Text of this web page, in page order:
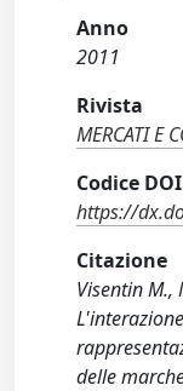
Anno
2011
Rivista
MERCATI E
Codice DOI
https://
Citazione
Visentin M.,
delle